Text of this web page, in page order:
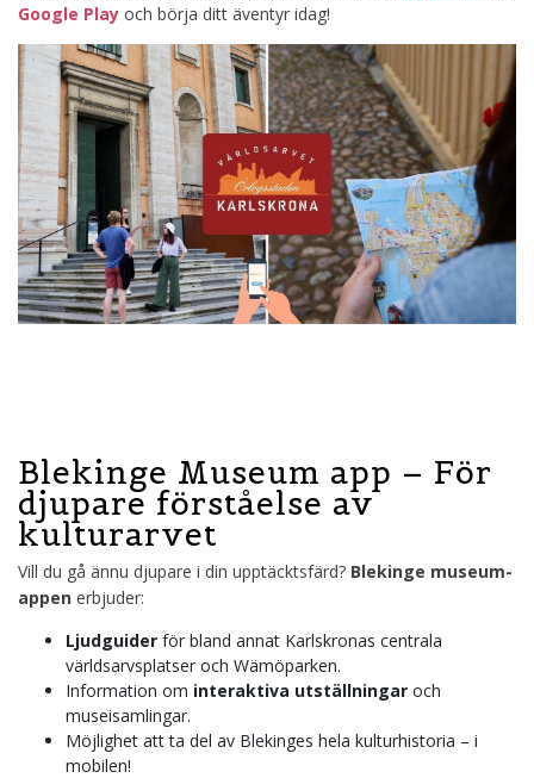
Google Play och börja ditt äventyr idag!
Blekinge Museum app – För
djupare förståelse av
kulturarvet
Vill du gå ännu djupare i din upptäcktsfärd? Blekinge museum-
appen erbjuder:
Ljudguider för bland annat Karlskronas centrala
världsarvsplatser och Wämöparken.
Information om interaktiva utställningar och
museisamlingar.
Möjlighet att ta del av Blekinges hela kulturhistoria – i
mobilen!